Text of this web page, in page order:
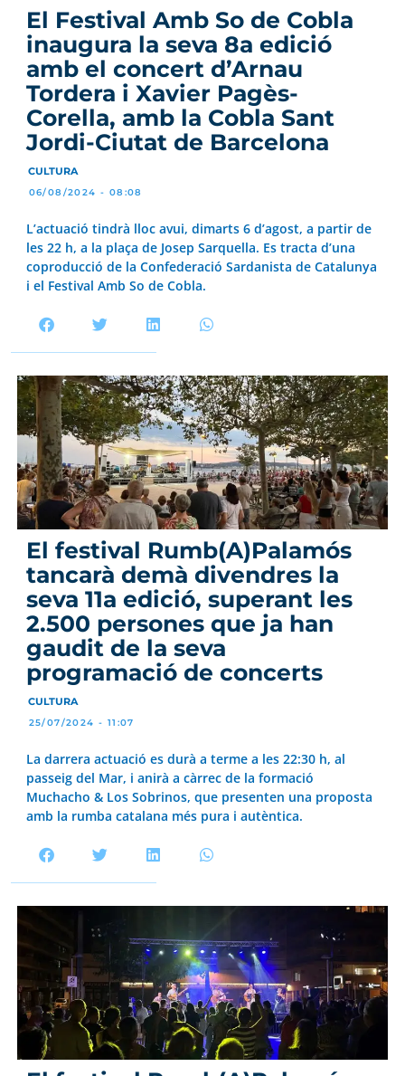
El Festival Amb So de Cobla
inaugura la seva 8a edició
amb el concert d’Arnau
Tordera i Xavier Pagès-
Corella, amb la Cobla Sant
Jordi-Ciutat de Barcelona
CULTURA
06/08/2024 - 08:08
L’actuació tindrà lloc avui, dimarts 6 d’agost, a partir de
les 22 h, a la plaça de Josep Sarquella. Es tracta d’una
coproducció de la Confederació Sardanista de Catalunya
i el Festival Amb So de Cobla.
El festival Rumb(A)Palamós
tancarà demà divendres la
seva 11a edició, superant les
2.500 persones que ja han
gaudit de la seva
programació de concerts
CULTURA
25/07/2024 - 11:07
La darrera actuació es durà a terme a les 22:30 h, al
passeig del Mar, i anirà a càrrec de la formació
Muchacho & Los Sobrinos, que presenten una proposta
amb la rumba catalana més pura i autèntica.